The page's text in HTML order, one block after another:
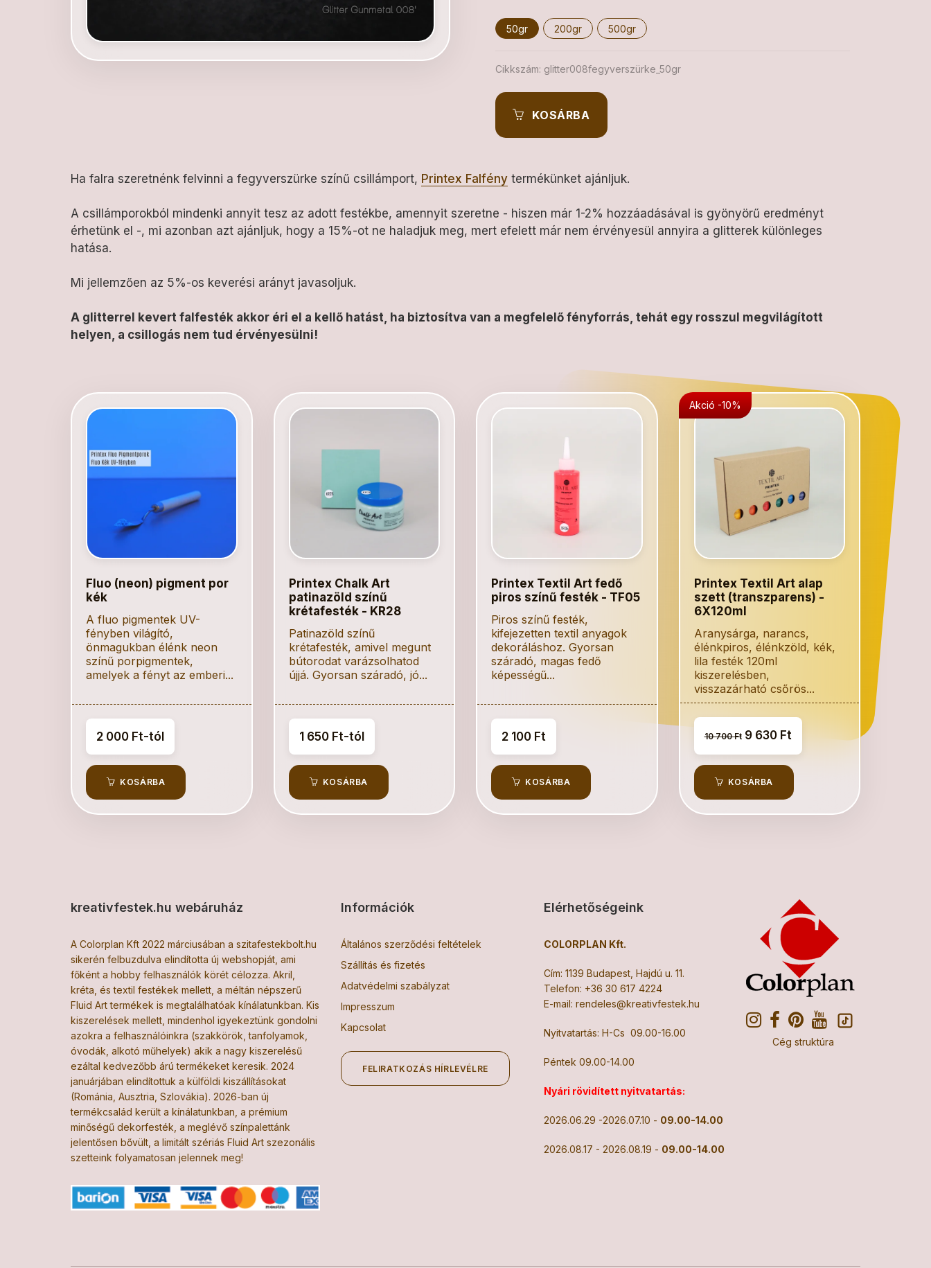
50gr 200gr 500gr
Cikkszám: glitter008fegyverszürke_50gr
KOSÁRBA
Ha falra szeretnénk felvinni a fegyverszürke színű csillámport, Printex Falfény termékünket ajánljuk.
A csillámporokból mindenki annyit tesz az adott festékbe, amennyit szeretne - hiszen már 1-2% hozzáadásával is gyönyörű eredményt
érhetünk el -, mi azonban azt ajánljuk, hogy a 15%-ot ne haladjuk meg, mert efelett már nem érvényesül annyira a glitterek különleges
hatása.
Mi jellemzően az 5%-os keverési arányt javasoljuk.
A glitterrel kevert falfesték akkor éri el a kellő hatást, ha biztosítva van a megfelelő fényforrás, tehát egy rosszul megvilágított
helyen, a csillogás nem tud érvényesülni!
Fluo (neon) pigment por
kék
A fluo pigmentek UV-
fényben világító,
önmagukban élénk neon
színű porpigmentek,
amelyek a fényt az emberi...
2 000 Ft-tól
KOSÁRBA
Printex Chalk Art
patinazöld színű
krétafesték - KR28
Patinazöld színű
krétafesték, amivel megunt
bútorodat varázsolhatod
újjá. Gyorsan száradó, jó...
1 650 Ft-tól
KOSÁRBA
Printex Textil Art fedő
piros színű festék - TF05
Piros színű festék,
kifejezetten textil anyagok
dekoráláshoz. Gyorsan
száradó, magas fedő
képességű...
2 100 Ft
KOSÁRBA
Akció -10%
Printex Textil Art alap
szett (transzparens) -
6X120ml
Aranysárga, narancs,
élénkpiros, élénkzöld, kék,
lila festék 120ml
kiszerelésben,
visszazárható csőrös...
10 700 Ft9 630 Ft
KOSÁRBA
kreativfestek.hu webáruház
A Colorplan Kft 2022 márciusában a szitafestekbolt.hu
sikerén felbuzdulva elindította új webshopját, ami
főként a hobby felhasználók körét célozza. Akril,
kréta, és textil festékek mellett, a méltán népszerű
Fluid Art termékek is megtalálhatóak kínálatunkban. Kis
kiszerelések mellett, mindenhol igyekeztünk gondolni
azokra a felhasználóinkra (szakkörök, tanfolyamok,
óvodák, alkotó műhelyek) akik a nagy kiszerelésű
ezáltal kedvezőbb árú termékeket keresik. 2024
januárjában elindítottuk a külföldi kiszállításokat
(Románia, Ausztria, Szlovákia). 2026-ban új
termékcsalád került a kínálatunkban, a prémium
minőségű dekorfesték, a meglévő színpalettánk
jelentősen bővült, a limitált szériás Fluid Art szezonális
szetteink folyamatosan jelennek meg!
Információk
Általános szerződési feltételek
Szállítás és fizetés
Adatvédelmi szabályzat
Impresszum
Kapcsolat
FELIRATKOZÁS HÍRLEVÉLRE
Elérhetőségeink
COLORPLAN Kft.
Cím: 1139 Budapest, Hajdú u. 11.
Telefon: +36 30 617 4224
E-mail: rendeles@kreativfestek.hu
Nyitvatartás: H-Cs 09.00-16.00
Péntek 09.00-14.00
Nyári rövidített nyitvatartás:
2026.06.29 -2026.07.10 - 09.00-14.00
2026.08.17 - 2026.08.19 - 09.00-14.00
Cég struktúra